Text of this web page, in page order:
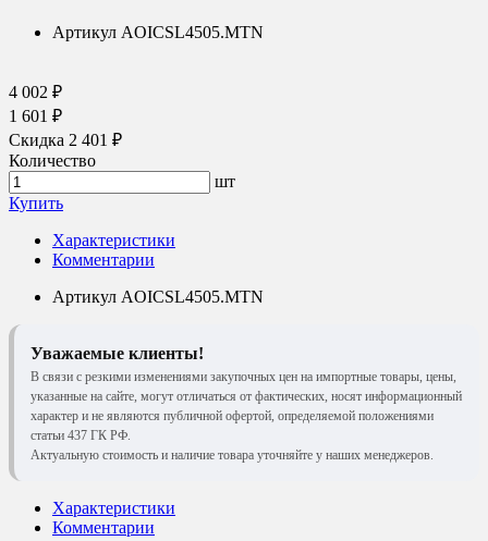
Артикул AOICSL4505.MTN
4 002 ₽
1 601 ₽
Скидка 2 401 ₽
Количество
шт
Купить
Характеристики
Комментарии
Артикул AOICSL4505.MTN
Уважаемые клиенты!
В связи с резкими изменениями закупочных цен на импортные товары, цены,
указанные на сайте, могут отличаться от фактических, носят информационный
характер и не являются публичной офертой, определяемой положениями
статьи 437 ГК РФ.
Актуальную стоимость и наличие товара уточняйте у наших менеджеров.
Характеристики
Комментарии